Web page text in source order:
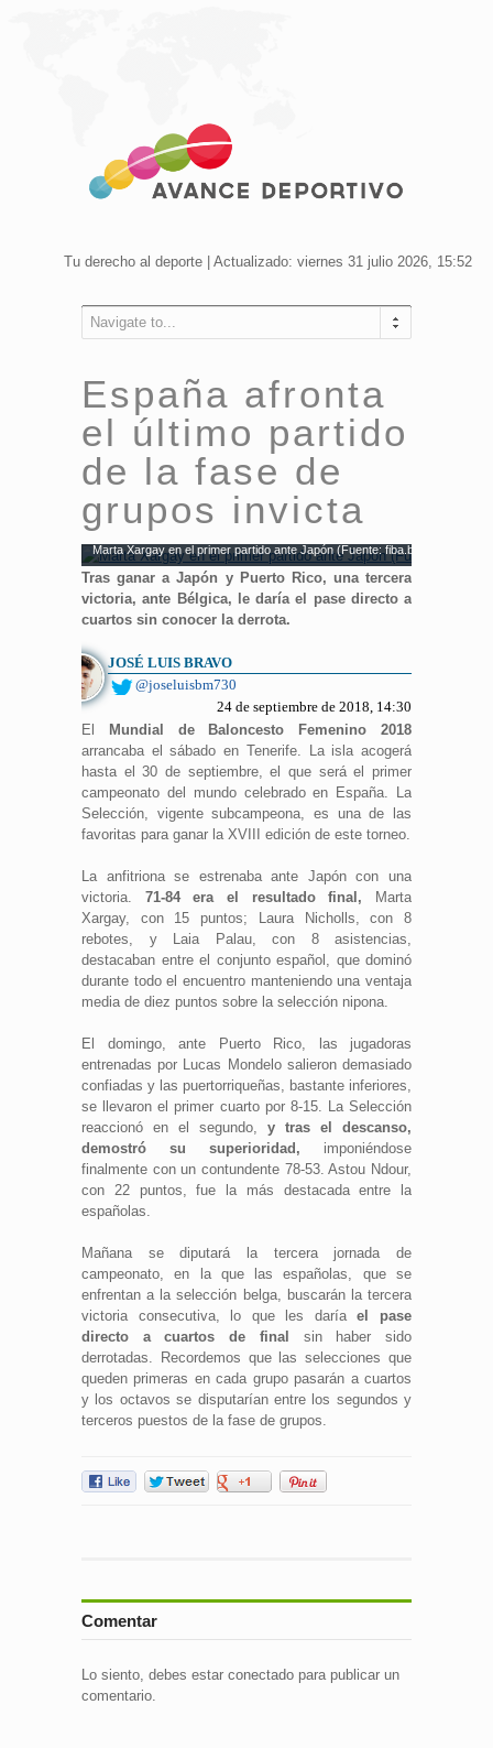
Tu derecho al deporte | Actualizado: viernes 31 julio 2026, 15:52
Navigate to...
España afronta
el último partido
de la fase de
grupos invicta
Marta Xargay en el primer partido ante Japón (Fuente: fiba.basketball).
Tras ganar a Japón y Puerto Rico, una tercera
victoria, ante Bélgica, le daría el pase directo a
cuartos sin conocer la derrota.
JOSÉ LUIS BRAVO
@joseluisbm730
24 de septiembre de 2018, 14:30
El
Mundial de Baloncesto Femenino 2018
arrancaba el sábado en Tenerife. La isla acogerá
hasta el 30 de septiembre, el que será el primer
campeonato del mundo celebrado en España. La
Selección, vigente subcampeona, es una de las
favoritas para ganar la XVIII edición de este torneo.
La anfitriona se estrenaba ante Japón con una
victoria. 71-84 era el resultado final, Marta
Xargay, con 15 puntos; Laura Nicholls, con 8
rebotes, y Laia Palau, con 8 asistencias,
destacaban entre el conjunto español, que dominó
durante todo el encuentro manteniendo una ventaja
media de diez puntos sobre la selección nipona.
El domingo, ante Puerto Rico, las jugadoras
entrenadas por Lucas Mondelo salieron demasiado
confiadas y las puertorriqueñas, bastante inferiores,
se llevaron el primer cuarto por 8-15. La Selección
reaccionó en el segundo, y tras el descanso,
demostró su superioridad, imponiéndose
finalmente con un contundente 78-53. Astou Ndour,
con 22 puntos, fue la más destacada entre la
españolas.
Mañana se diputará la tercera jornada de
campeonato, en la que las españolas, que se
enfrentan a la selección belga, buscarán la tercera
victoria consecutiva, lo que les daríael pase
directo a cuartos de final
sin haber sido
derrotadas. Recordemos que las selecciones que
queden primeras en cada grupo pasarán a cuartos
y los octavos se disputarían entre los segundos y
terceros puestos de la fase de grupos.
Comentar
Lo siento, debes estar conectado para publicar un
comentario.